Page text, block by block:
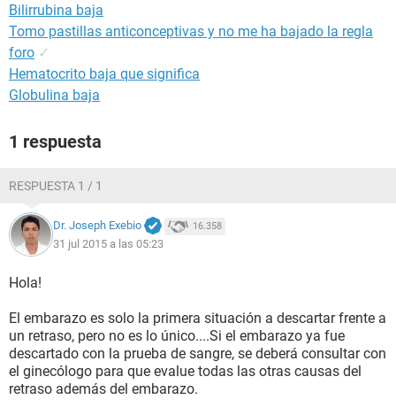
Bilirrubina baja
Tomo pastillas anticonceptivas y no me ha bajado la regla
foro ✓
Hematocrito baja que significa
Globulina baja
1 respuesta
RESPUESTA 1 / 1
Dr. Joseph Exebio 16.358
31 jul 2015 a las 05:23
Hola!
El embarazo es solo la primera situación a descartar frente a
un retraso, pero no es lo único....Si el embarazo ya fue
descartado con la prueba de sangre, se deberá consultar con
el ginecólogo para que evalue todas las otras causas del
retraso además del embarazo.